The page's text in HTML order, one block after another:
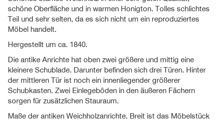
schöne Oberfläche und in warmen Honigton. Tolles schlichtes
Teil und sehr selten, da es sich nicht um ein reproduziertes
Möbel handelt.
Hergestellt um ca. 1840.
Die antike Anrichte hat oben zwei größere und mittig eine
kleinere Schublade. Darunter befinden sich drei Türen. Hinter
der mittleren Tür ist noch ein innenliegender größerer
Schubkasten. Zwei Einlegeböden in den äußeren Fächern
sorgen für zusätzlichen Stauraum.
Maße der antiken Weichholzanrichte. Breit ist das Möbelstück